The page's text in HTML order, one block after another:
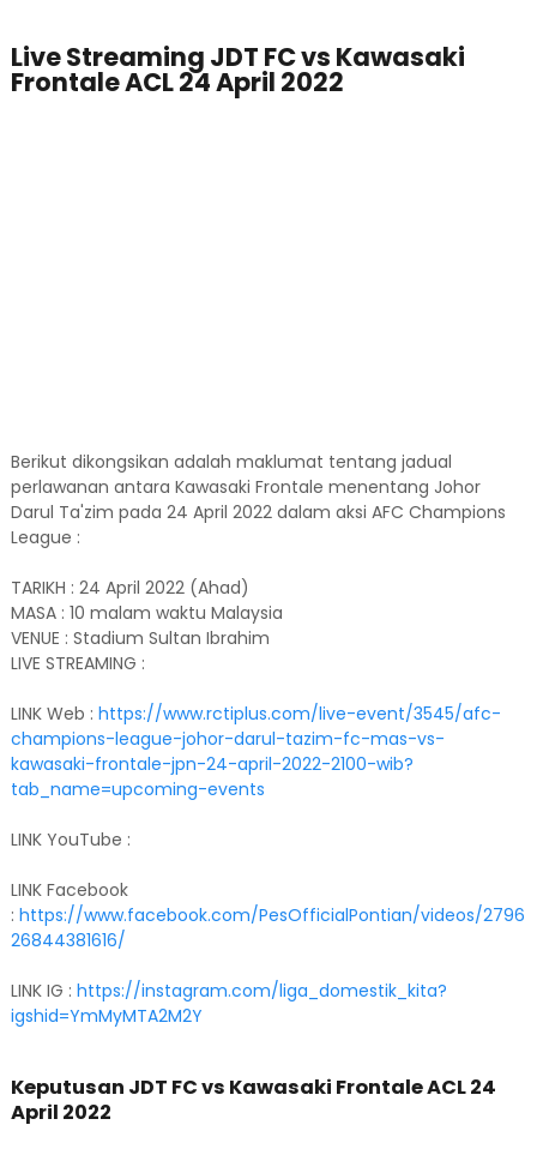
Live Streaming JDT FC vs Kawasaki
Frontale ACL 24 April 2022
Berikut dikongsikan adalah maklumat tentang jadual
perlawanan antara Kawasaki Frontale menentang Johor
Darul Ta'zim pada 24 April 2022 dalam aksi AFC Champions
League :
TARIKH : 24 April 2022 (Ahad)
MASA : 10 malam waktu Malaysia
VENUE : Stadium Sultan Ibrahim
LIVE STREAMING :
LINK Web : https://www.rctiplus.com/live-event/3545/afc-
champions-league-johor-darul-tazim-fc-mas-vs-
kawasaki-frontale-jpn-24-april-2022-2100-wib?
tab_name=upcoming-events
LINK YouTube :
LINK Facebook
: https://www.facebook.com/PesOfficialPontian/videos/2796
26844381616/
LINK IG : https://instagram.com/liga_domestik_kita?
igshid=YmMyMTA2M2Y
Keputusan JDT FC vs Kawasaki Frontale ACL 24
April 2022